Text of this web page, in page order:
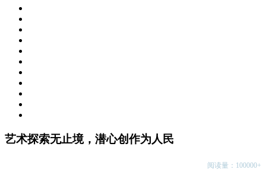
艺术探索无止境，潜心创作为人民
阅读量：100000+